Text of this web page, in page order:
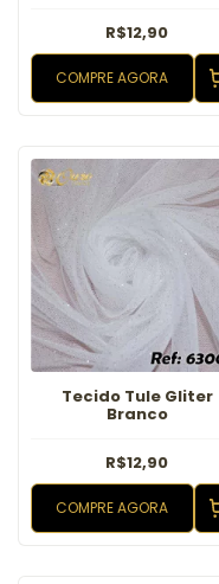
R$12,90
COMPRE AGORA
Tecido Tule Gliter
Branco
R$12,90
COMPRE AGORA